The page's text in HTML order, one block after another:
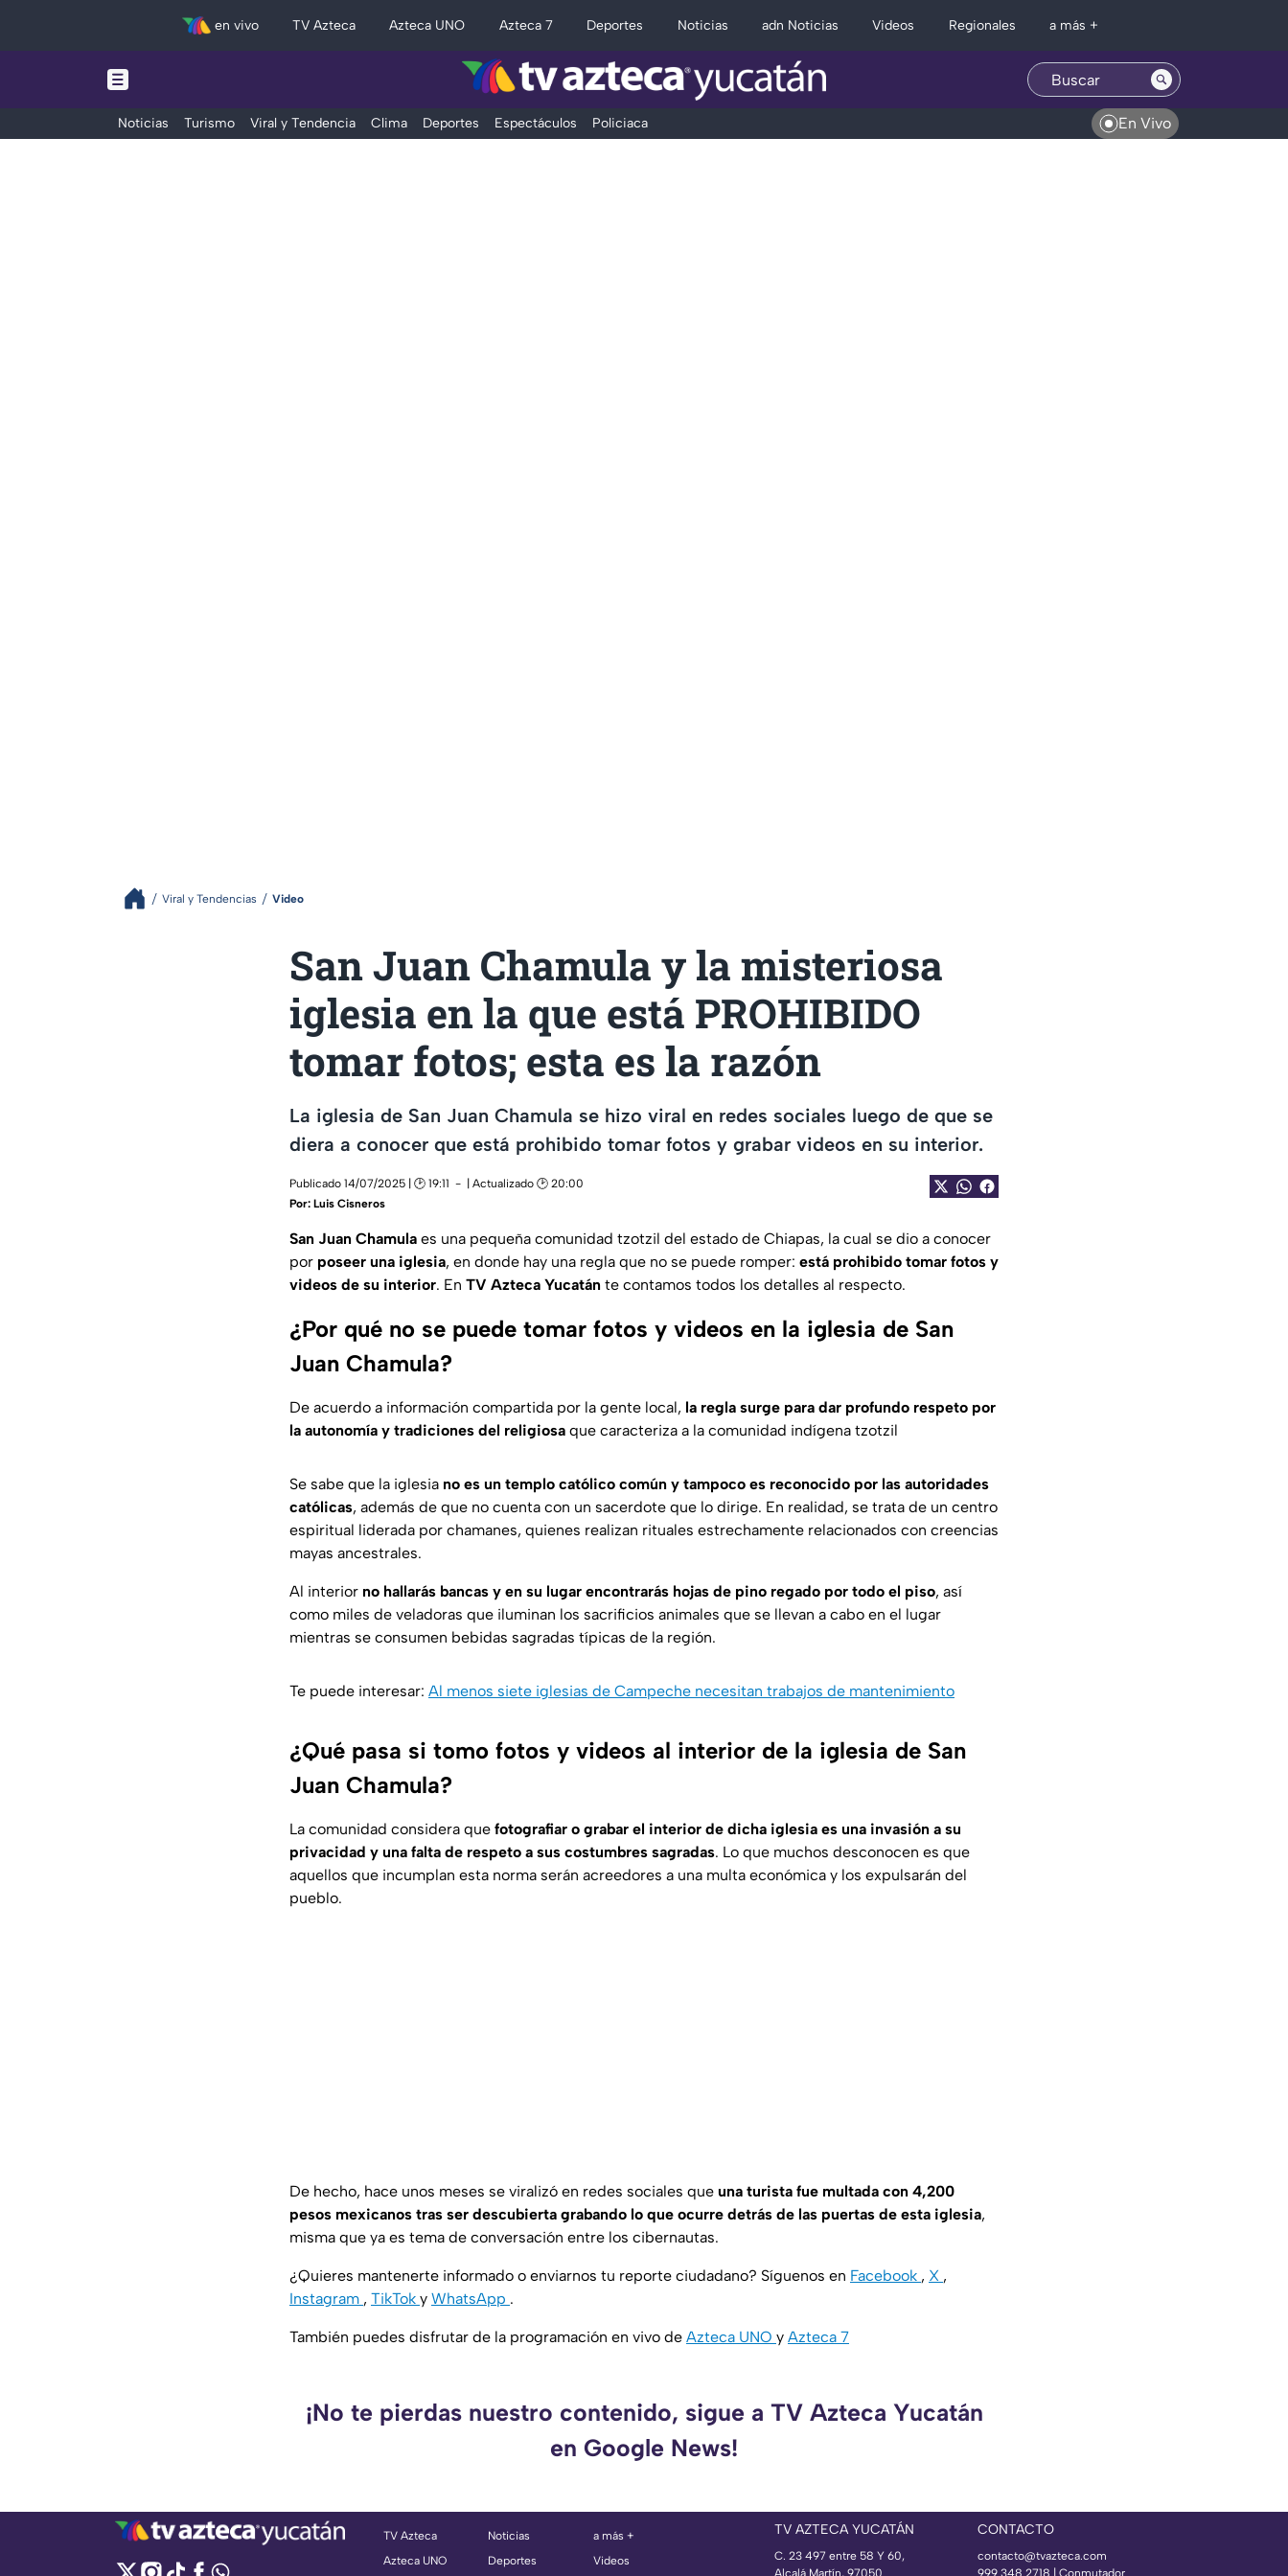
en vivo TV Azteca Azteca UNO Azteca 7 Deportes Noticias adn Noticias Videos Regionales a más +
Noticias Turismo Viral y Tendencia Clima Deportes Espectáculos Policiaca En Vivo
Viral y Tendencias Video
San Juan Chamula y la misteriosa
iglesia en la que está PROHIBIDO
tomar fotos; esta es la razón
La iglesia de San Juan Chamula se hizo viral en redes sociales luego de que se
diera a conocer que está prohibido tomar fotos y grabar videos en su interior.
Publicado 14/07/2025 | 🕑 19:11
| Actualizado 🕑 20:00
Por: Luis Cisneros
San Juan Chamula es una pequeña comunidad tzotzil del estado de Chiapas, la cual se dio a conocer
por poseer una iglesia, en donde hay una regla que no se puede romper: está prohibido tomar fotos y
videos de su interior. En TV Azteca Yucatán te contamos todos los detalles al respecto.
¿Por qué no se puede tomar fotos y videos en la iglesia de San
Juan Chamula?
De acuerdo a información compartida por la gente local, la regla surge para dar profundo respeto por
la autonomía y tradiciones del religiosa que caracteriza a la comunidad indígena tzotzil
Se sabe que la iglesia no es un templo católico común y tampoco es reconocido por las autoridades
católicas, además de que no cuenta con un sacerdote que lo dirige. En realidad, se trata de un centro
espiritual liderada por chamanes, quienes realizan rituales estrechamente relacionados con creencias
mayas ancestrales.
Al interior no hallarás bancas y en su lugar encontrarás hojas de pino regado por todo el piso, así
como miles de veladoras que iluminan los sacrificios animales que se llevan a cabo en el lugar
mientras se consumen bebidas sagradas típicas de la región.
Te puede interesar: Al menos siete iglesias de Campeche necesitan trabajos de mantenimiento
¿Qué pasa si tomo fotos y videos al interior de la iglesia de San
Juan Chamula?
La comunidad considera que fotografiar o grabar el interior de dicha iglesia es una invasión a su
privacidad y una falta de respeto a sus costumbres sagradas. Lo que muchos desconocen es que
aquellos que incumplan esta norma serán acreedores a una multa económica y los expulsarán del
pueblo.
De hecho, hace unos meses se viralizó en redes sociales que una turista fue multada con 4,200
pesos mexicanos tras ser descubierta grabando lo que ocurre detrás de las puertas de esta iglesia,
misma que ya es tema de conversación entre los cibernautas.
¿Quieres mantenerte informado o enviarnos tu reporte ciudadano? Síguenos en Facebook , X ,
Instagram , TikTok y WhatsApp .
También puedes disfrutar de la programación en vivo de Azteca UNO y Azteca 7
¡No te pierdas nuestro contenido, sigue a TV Azteca Yucatán
en Google News!
TV Azteca
Azteca UNO
Noticias
Deportes
a más +
Videos
TV AZTECA YUCATÁN
C. 23 497 entre 58 Y 60,
Alcalá Martín, 97050
CONTACTO
contacto@tvazteca.com
999 348 2718 | Conmutador